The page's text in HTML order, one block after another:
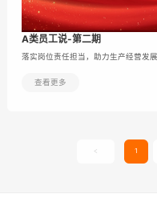
A类员工说-第二期
落实岗位责任担当，助力生产经营发展
查看更多
< 1